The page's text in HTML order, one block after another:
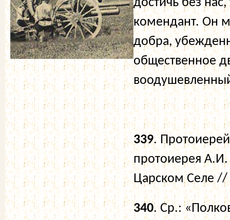
достичь без
комендант. Он
добра,
общественное
339.
протоиерея А.И.
Царском Селе //
340. Ср.: